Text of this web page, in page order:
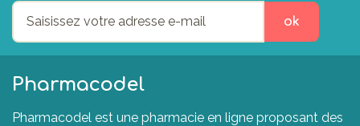
ok
Pharmacodel
Pharmacodel est une pharmacie en ligne proposant des